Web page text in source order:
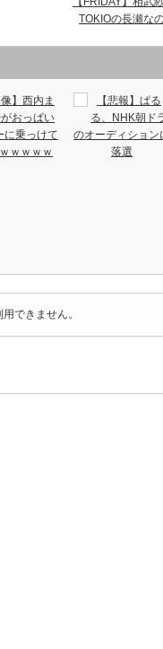
TOKIOの長瀬な
像】西内ま
がおっぱい
に乗っけて
ｗｗｗｗ
【悲報】ぱる
る、NHK朝ド
のオーディション
落選
できません。